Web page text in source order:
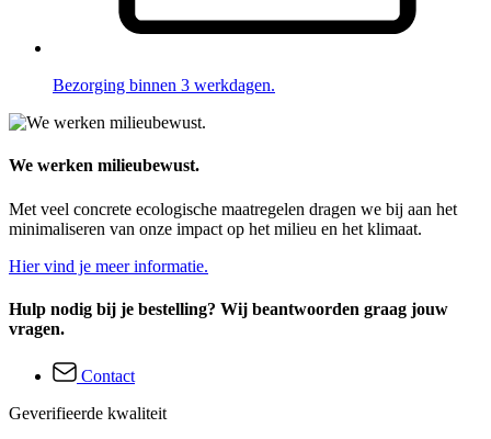
Bezorging binnen 3 werkdagen.
We werken milieubewust.
Met veel concrete ecologische maatregelen dragen we bij aan het
minimaliseren van onze impact op het milieu en het klimaat.
Hier vind je meer informatie.
Hulp nodig bij je bestelling? Wij beantwoorden graag jouw
vragen.
Contact
Geverifieerde kwaliteit